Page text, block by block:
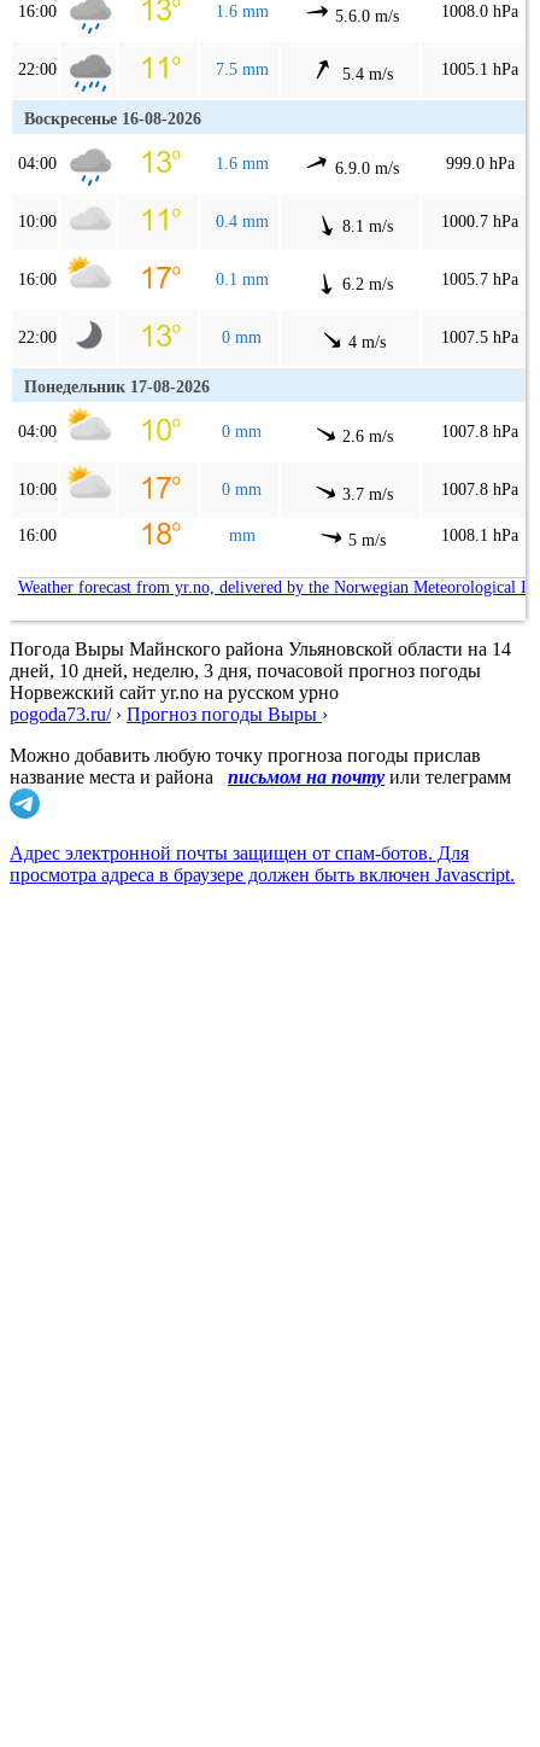
16:00 1.6 mm 5.6.0 m/s 1008.0 hPa
22:00 7.5 mm 5.4 m/s 1005.1 hPa
Воскресенье 16-08-2026
04:00 1.6 mm 6.9.0 m/s 999.0 hPa
10:00 0.4 mm 8.1 m/s 1000.7 hPa
16:00 0.1 mm 6.2 m/s 1005.7 hPa
22:00 0 mm 4 m/s 1007.5 hPa
Понедельник 17-08-2026
04:00 0 mm 2.6 m/s 1007.8 hPa
10:00 0 mm 3.7 m/s 1007.8 hPa
16:00 mm 5 m/s 1008.1 hPa
Weather forecast from yr.no, delivered by the Norwegian Meteorological
Погода Выры Майнского района Ульяновской области на 14
дней, 10 дней, неделю, 3 дня, почасовой прогноз погоды
Норвежский сайт yr.no на русском урно
pogoda73.ru/› Прогноз погоды Выры ›
Можно добавить любую точку прогноза погоды прислав
название места и района
письмом на почту или телеграмм
Адрес электронной почты защищен от спам-ботов. Для
просмотра адреса в браузере должен быть включен Javascript.